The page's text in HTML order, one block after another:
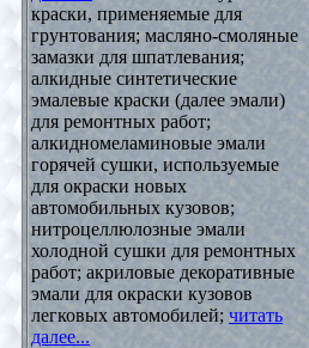
краски, применяемые для
грунтования; масляно-смоляные
замазки для шпатлевания;
алкидные синтетические
эмалевые краски (далее эмали)
для ремонтных работ;
алкидномеламиновые эмали
горячей сушки, используемые
для окраски новых
автомобильных кузовов;
нитроцеллюлозные эмали
холодной сушки для ремонтных
работ; акриловые декоративные
эмали для окраски кузовов
легковых автомобилей; читать
далее...